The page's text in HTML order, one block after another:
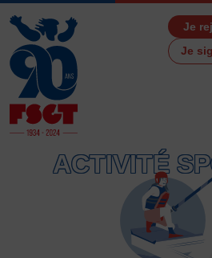
Je
ACTIVITÉ